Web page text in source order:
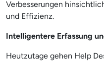
Verbesserungen
und Effizienz.
Intelligentere Erfassung
Heutzutage gehen Help